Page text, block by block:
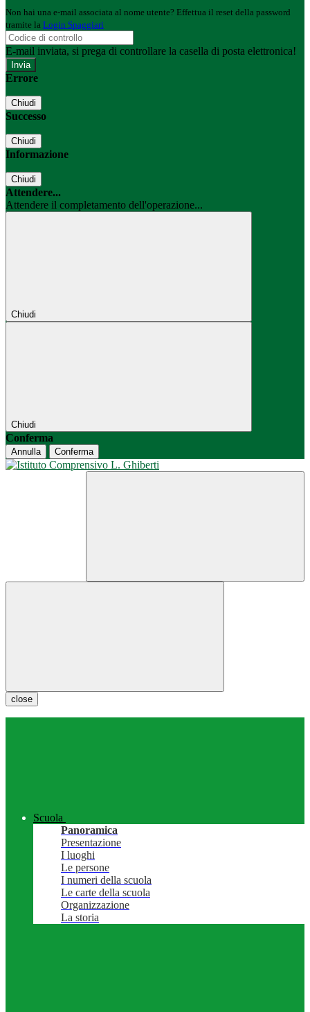
Non hai una e-mail associata al nome utente? Effettua il reset della password
tramite la Login Spaggiari
E-mail inviata, si prega di controllare la casella di posta elettronica!
Errore
Chiudi
Successo
Chiudi
Informazione
Chiudi
Attendere...
Attendere il completamento dell'operazione...
Chiudi
Chiudi
Conferma
Annulla Conferma
close
Scuola
Panoramica
Presentazione
I luoghi
Le persone
I numeri della scuola
Le carte della scuola
Organizzazione
La storia